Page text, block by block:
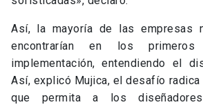
Así, la mayoría de las empresas
encontrarían en los primeros
implementación, entendiendo el
Así, explicó Mujica, el desafío radica
que permita a los